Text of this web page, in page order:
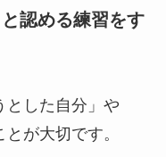
認める練習をす
とした自分」や
が大切です。